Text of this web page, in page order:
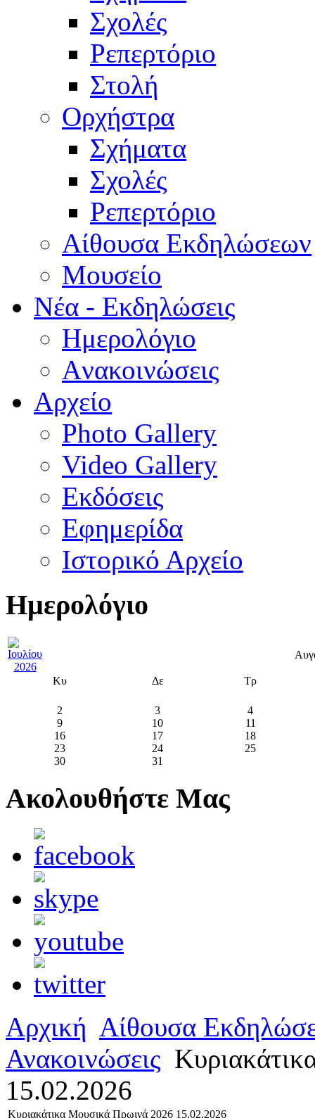
Σχολές
Ρεπερτόριο
Στολή
Ορχήστρα
Σχήματα
Σχολές
Ρεπερτόριο
Aίθουσα Εκδηλώσεων
Μουσείο
Νέα - Εκδηλώσεις
Ημερολόγιο
Aνακοινώσεις
Αρχείο
Photo Gallery
Video Gallery
Εκδόσεις
Εφημερίδα
Ιστορικό Αρχείο
Ημερολόγιο
Κυ Δε Τρ
2 3
4
9
10
11
16
17
18
23
24
25
30
31
Ακολουθήστε Μας
Αρχική Αίθουσα
Ανακοινώσεις
15.02.2026
Κυριακάτικα Μουσικά Πρωινά 2026 15.02.2026